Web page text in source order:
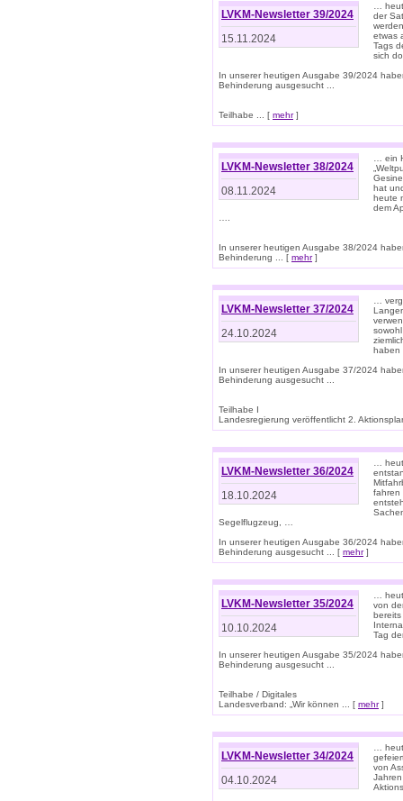
LVKM-Newsletter 39/2024
15.11.2024
…
der
etwas
Tags
sich
In unserer heutigen Ausgabe 39/2024
Behinderung ausgesucht ...
Teilhabe ... [ mehr]
LVKM-Newsletter 38/2024
08.11.2024
… ein
hat
heute
dem
In unserer heutigen Ausgabe 38/2024
Behinderung ... [ mehr]
LVKM-Newsletter 37/2024
24.10.2024
…
In unserer heutigen Ausgabe 37/2024
Behinderung ausgesucht ...
Teilhabe I
Landesregierung veröffentlicht 2.
LVKM-Newsletter 36/2024
18.10.2024
…
fahren
Segelflugzeug, …
In unserer heutigen Ausgabe 36/2024
Behinderung ausgesucht ... [ mehr]
LVKM-Newsletter 35/2024
10.10.2024
…
von
bereits
Tag
In unserer heutigen Ausgabe 35/2024
Behinderung ausgesucht ...
Teilhabe / Digitales
Landesverband: „Wir können ... [ mehr]
LVKM-Newsletter 34/2024
04.10.2024
…
von